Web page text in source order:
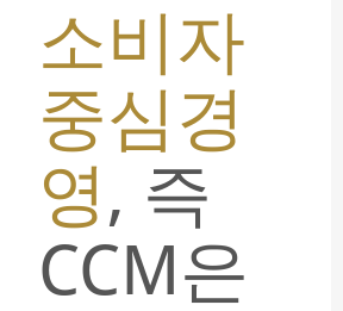
소비자
중심경
영, 즉
CCM은